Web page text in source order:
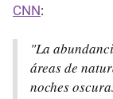
CNN:
"La
áreas de
noches